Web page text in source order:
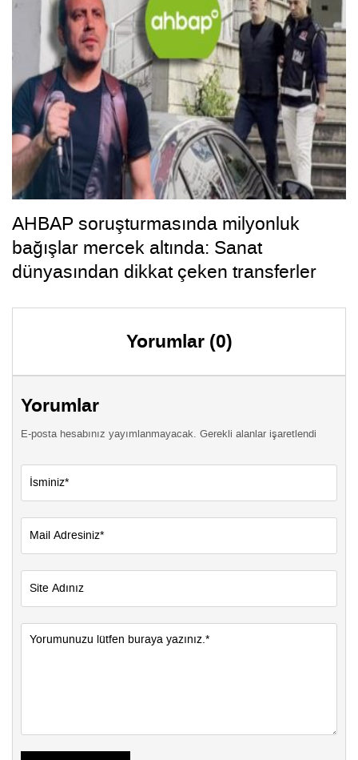
AHBAP soruşturmasında milyonluk
bağışlar mercek altında: Sanat
dünyasından dikkat çeken transferler
Yorumlar (0)
Yorumlar
E-posta hesabınız yayımlanmayacak. Gerekli alanlar işaretlendi